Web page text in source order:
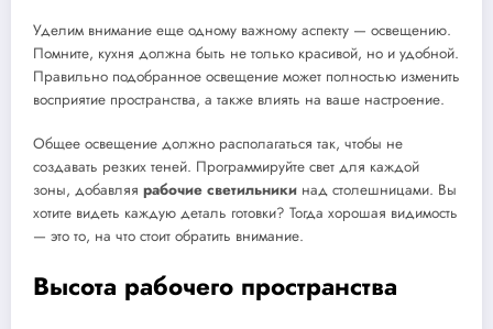
Уделим внимание еще одному важному аспекту — освещению.
Помните, кухня должна быть не только красивой, но и удобной.
Правильно подобранное освещение может полностью изменить
восприятие пространства, а также влиять на ваше настроение.
Общее освещение должно располагаться так, чтобы не
создавать резких теней. Программируйте свет для каждой
зоны, добавляя рабочие светильники над столешницами. Вы
хотите видеть каждую деталь готовки? Тогда хорошая видимость
— это то, на что стоит обратить внимание.
Высота рабочего пространства